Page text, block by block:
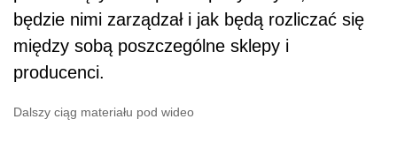
będzie nimi zarządzał i jak będą rozliczać się
między sobą poszczególne sklepy i
producenci.
Dalszy ciąg materiału pod wideo